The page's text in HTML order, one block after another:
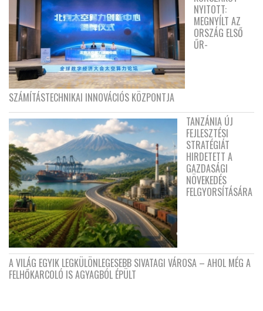
NYITOTT:
MEGNYÍLT AZ
ORSZÁG ELSŐ
ŰR-
SZÁMÍTÁSTECHNIKAI INNOVÁCIÓS KÖZPONTJA
TANZÁNIA ÚJ
FEJLESZTÉSI
STRATÉGIÁT
HIRDETETT A
GAZDASÁGI
NÖVEKEDÉS
FELGYORSÍTÁSÁRA
A VILÁG EGYIK LEGKÜLÖNLEGESEBB SIVATAGI VÁROSA – AHOL MÉG A
FELHŐKARCOLÓ IS AGYAGBÓL ÉPÜLT